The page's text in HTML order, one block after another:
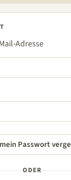
Adresse
ODER